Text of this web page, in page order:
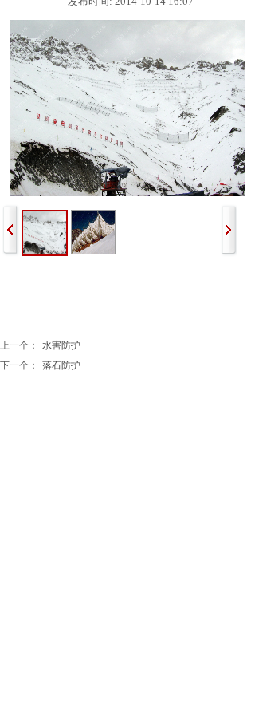
上一个：
水害防护
下一个：
落石防护